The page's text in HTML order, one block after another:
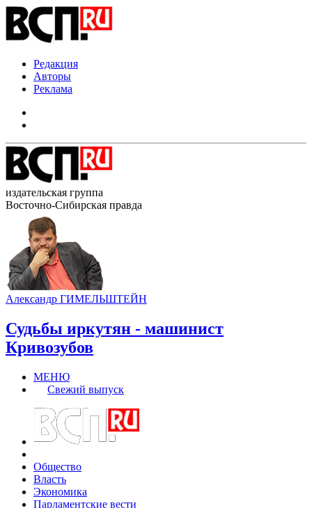
Редакция
Авторы
Реклама
издательская группа
Восточно-Сибирская правда
Александр ГИМЕЛЬШТЕЙН
Судьбы иркутян - машинист
Кривозубов
МЕНЮ
Свежий выпуск
Общество
Власть
Экономика
Парламентские вести